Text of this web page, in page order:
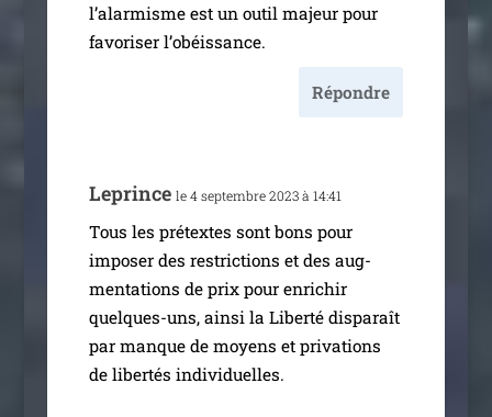
l’alarmisme est un outil majeur pour
favo­ri­ser l’obéissance.
Répondre
Leprince le 4 sep­tembre 2023 à 14:41
Tous les pré­textes sont bons pour
impo­ser des res­tric­tions et des aug­
men­ta­tions de prix pour enri­chir
quelques-uns, ain­si la Liberté dis­pa­raît
par manque de moyens et pri­va­tions
de liber­tés individuelles.